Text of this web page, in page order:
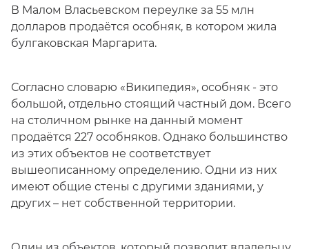
В Малом Власьевском переулке за 55 млн
долларов продаётся особняк, в котором жила
булгаковская Маргарита.
Согласно словарю «Википедия», особняк - это
большой, отдельно стоящий частный дом. Всего
на столичном рынке на данный момент
продаётся 227 особняков. Однако большинство
из этих объектов не соответствует
вышеописанному определению. Одни из них
имеют общие стены с другими зданиями, у
других – нет собственной территории.